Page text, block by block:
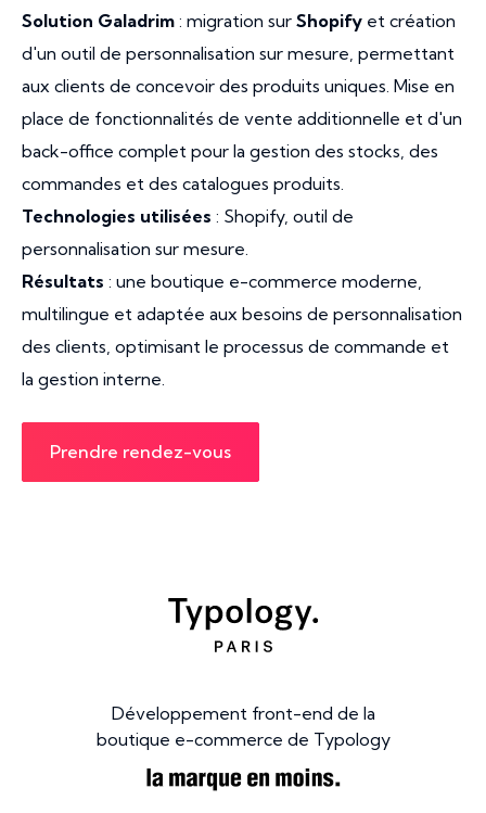
Solution Galadrim : migration sur Shopify et création
d'un outil de personnalisation sur mesure, permettant
aux clients de concevoir des produits uniques. Mise en
place de fonctionnalités de vente additionnelle et d'un
back-office complet pour la gestion des stocks, des
commandes et des catalogues produits.
Technologies utilisées : Shopify, outil de
personnalisation sur mesure.
Résultats : une boutique e-commerce moderne,
multilingue et adaptée aux besoins de personnalisation
des clients, optimisant le processus de commande et
la gestion interne.
Prendre rendez-vous
Développement front-end de la
boutique e-commerce de Typology